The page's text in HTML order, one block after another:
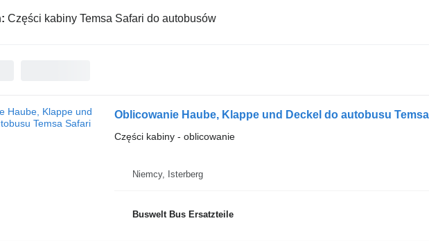
Części kabiny Temsa Safari do autobusów
Oblicowanie Haube, Klappe und Deckel do autobusu
Części kabiny - oblicowanie
Niemcy, Isterberg
Buswelt Bus Ersatzteile